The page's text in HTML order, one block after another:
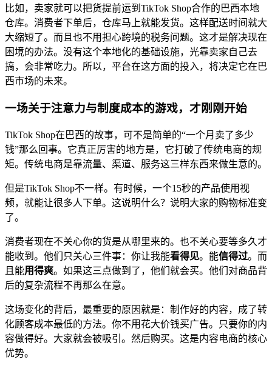
比如，卖家就可以把货提前运到TikTok Shop合作的巴西本地
仓库。消费者下单后，仓库马上就能发货。这样配送时间就大
大缩短了。而且也不用担心跨境的税务问题。这才是解决现在
困境的办法。没有这个本地化的基础设施，光靠卖家自己去
搞，会非常吃力。所以，平台在这方面的投入，将决定它在巴
西市场的未来。
一场关于注意力与制度成本的游戏，才刚刚开始
TikTok Shop在巴西的故事，可不是简单的“一个月卖了多少
钱”那么回事。它真正厉害的地方是，它打破了传统电商的规
矩。传统电商是靠流量、渠道、服务这三样东西来做生意的。
但是TikTok Shop不一样。有时候，一个15秒的产品使用视
频，就能让很多人下单。这说明什么？说明大家的购物标准变
了。
消费者现在不关心你的货是从哪里来的。也不关心要等多久才
能收到。他们只关心三件事：你让我能看得见。能信得过。而
且能用得爽。如果这三点做到了，他们就会买。他们对商品背
后的复杂流程不再那么在意。
这场变化的背后，最重要的原因就是：制作好的内容，成了转
化顾客成本最低的方法。你不用花大价钱买广告。只要你的内
容做得好。大家就会被吸引。然后购买。这是内容电商的核心
优势。